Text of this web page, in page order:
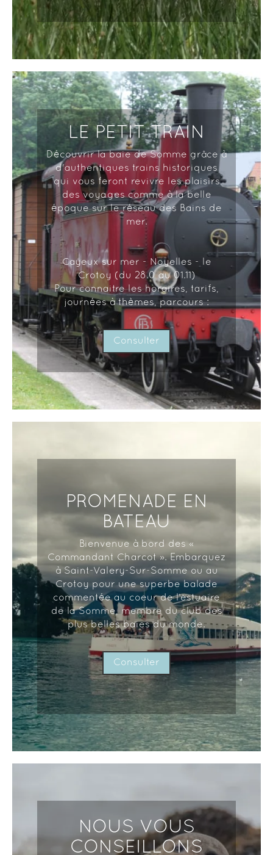
LE PETIT TRAIN
Découvrir la baie de Somme grâce à
d'authentiques trains historiques
qui vous feront revivre les plaisirs
des voyages comme à la belle
époque sur le réseau des Bains de
mer.
Cayeux sur mer - Noyelles - le
Crotoy (du 28.0 au 01.11)
Pour connaitre les horaires, tarifs,
journées à thèmes, parcours :
Consulter
PROMENADE EN
BATEAU
Bienvenue à bord des «
Commandant Charcot ». Embarquez
à Saint-Valery-Sur-Somme ou au
Crotoy pour une superbe balade
commentée au coeur de l’estuaire
de la Somme, membre du club des
plus belles baies du monde.
Consulter
NOUS VOUS
CONSEILLONS